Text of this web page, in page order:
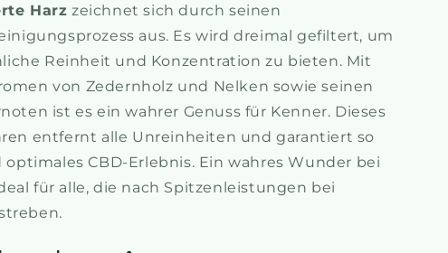
Harz zeichnet sich durch seinen
aus. Es wird dreimal gefiltert, um
Reinheit und Konzentration zu bieten. Mit
von Zedernholz und Nelken sowie seinen
ist es ein wahrer Genuss für Kenner. Dieses
entfernt alle Unreinheiten und garantiert so
CBD-Erlebnis. Ein wahres Wunder bei
für alle, die nach Spitzenleistungen bei